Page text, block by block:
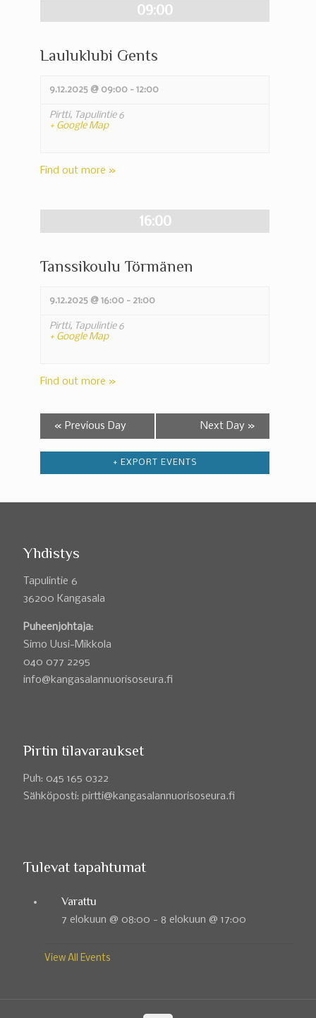
09:00
Lauluklubi Gents
9.12.2025 @ 09:00- 12:00
Pirtti, Tapulintie 6
+ Google Map
Find out more »
16:00
Tanssikoulu Törmänen
9.12.2025 @ 16:00- 21:00
Pirtti, Tapulintie 6
+ Google Map
Find out more »
« Previous Day Next Day »
+ EXPORT EVENTS
Yhdistys
Tapulintie 6
36200 Kangasala
Puheenjohtaja:
Simo Uusi-Mikkola
040 077 2295
info@kangasalannuorisoseura.fi
Pirtin tilavaraukset
Puh: 045 165 0322
Sähköposti: pirtti@kangasalannuorisoseura.fi
Tulevat tapahtumat
Varattu
7 elokuun @ 08:00 - 8 elokuun @ 17:00
View All Events